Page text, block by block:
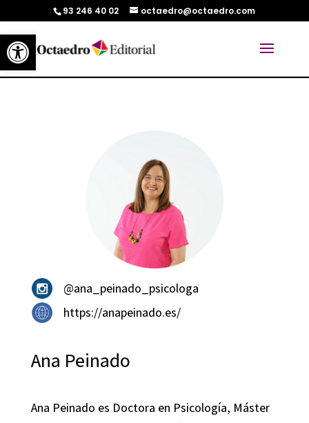
Abrir barra de herramientas
93 246 40 02 octaedro@octaedro.com
@ana_peinado_psicologa
https://anapeinado.es/
Ana Peinado
Ana Peinado es Doctora en Psicología, Máster